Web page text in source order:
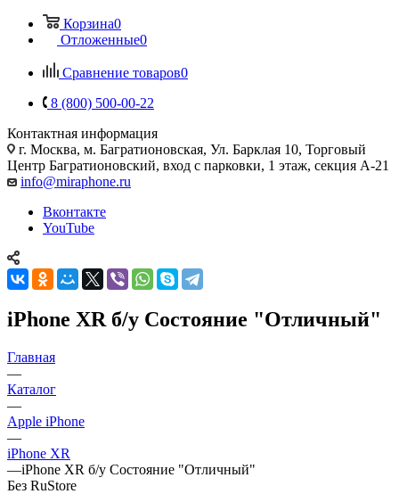
Корзина0
Отложенные0
Сравнение товаров0
8 (800) 500-00-22
Контактная информация
г. Москва, м. Багратионовская, Ул. Барклая 10, Торговый
Центр Багратионовский, вход с парковки, 1 этаж, секция А-21
info@miraphone.ru
Вконтакте
YouTube
iPhone XR б/у Состояние "Отличный"
Главная
—
Каталог
—
Apple iPhone
—
iPhone XR
—iPhone XR б/у Состояние "Отличный"
Без RuStore